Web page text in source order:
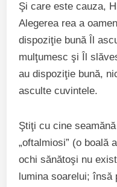
Şi care este cauza,
Alegerea rea a
dispoziţie bună Îl
mulţumesc şi Îl
au dispoziţie bună,
asculte cuvintele.
Ştiţi cu cine
„oftalmiosi” (o boală
ochi sănătoşi nu
lumina soarelui; însă